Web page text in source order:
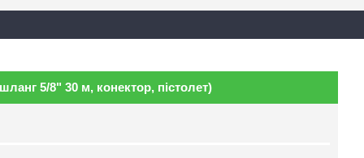
5/8" 30 м, конектор, пістолет)